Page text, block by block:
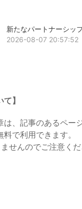
新たなパートナーシッ
2026-08-07 20:57:52
】
は、記事のあるペー
で利用できます。
せんのでご注意くだ